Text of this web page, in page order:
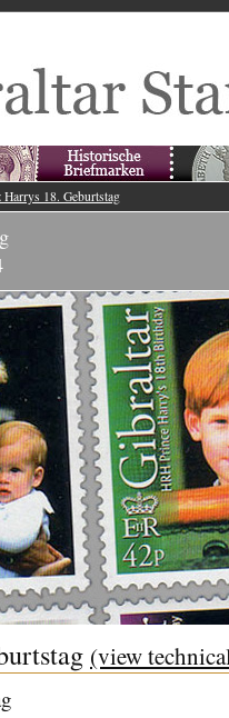
Harrys 18. Geburtstag
(view